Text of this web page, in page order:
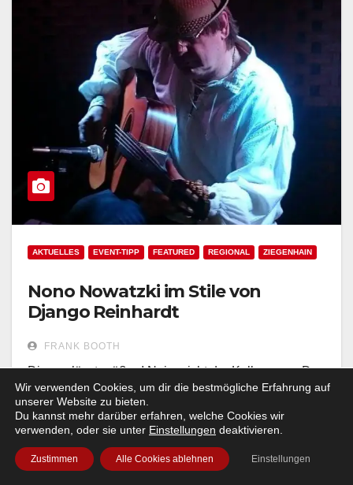
AKTUELLES EVENT-TIPP FEATURED REGIONAL ZIEGENHAIN
Nono Nowatzki im Stile von
Django Reinhardt
FRANK BOOTH
Django lässt grüßen! Nein, nicht der Kollege von Dr.
Schultz, dem elektrisierenden Charakter von
Christoph Waltz aus Django Unchained. Vielmehr…
Wir verwenden Cookies, um dir die bestmögliche Erfahrung auf
unserer Website zu bieten.
Du kannst mehr darüber erfahren, welche Cookies wir
verwenden, oder sie unter Einstellungen deaktivieren.
Zustimmen Alle Cookies ablehnen Einstellungen